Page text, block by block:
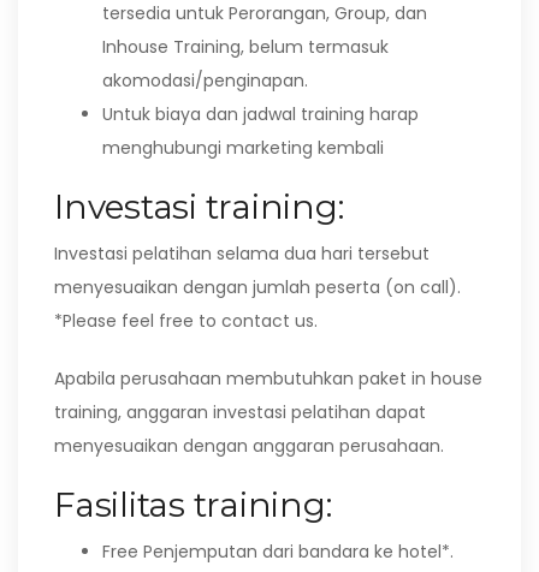
tersedia untuk Perorangan, Group, dan
Inhouse Training, belum termasuk
akomodasi/penginapan.
Untuk biaya dan jadwal training harap
menghubungi marketing kembali
Investasi training:
Investasi pelatihan selama dua hari tersebut
menyesuaikan dengan jumlah peserta (on call).
*Please feel free to contact us.
Apabila perusahaan membutuhkan paket in house
training, anggaran investasi pelatihan dapat
menyesuaikan dengan anggaran perusahaan.
Fasilitas training:
Free Penjemputan dari bandara ke hotel*.